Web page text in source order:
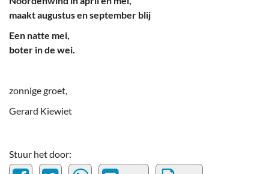
maakt augustus en september blij
Een natte mei,
boter in de wei.
zonnige groet,
Gerard Kiewiet
Stuur het door: